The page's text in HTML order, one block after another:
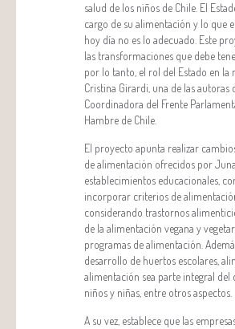
salud de los niños de Chile. El
cargo de su alimentación y lo que
hoy día no es lo adecuado. Este
las transformaciones que debe
por lo tanto, el rol del Estado en la
Cristina Girardi, una de las autoras
Coordinadora del Frente
Hambre de Chile.
El proyecto apunta realizar
de alimentación ofrecidos por
establecimientos educacionales,
incorporar criterios de
considerando trastornos
de la alimentación vegana y
programas de alimentación.
desarrollo de huertos escolares,
alimentación sea parte integral del
niños y niñas, entre otros aspectos.
A su vez, establece que las